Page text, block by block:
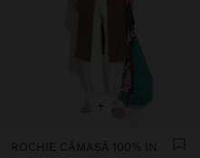
+
ROCHIE CĂMAȘĂ 100% IN